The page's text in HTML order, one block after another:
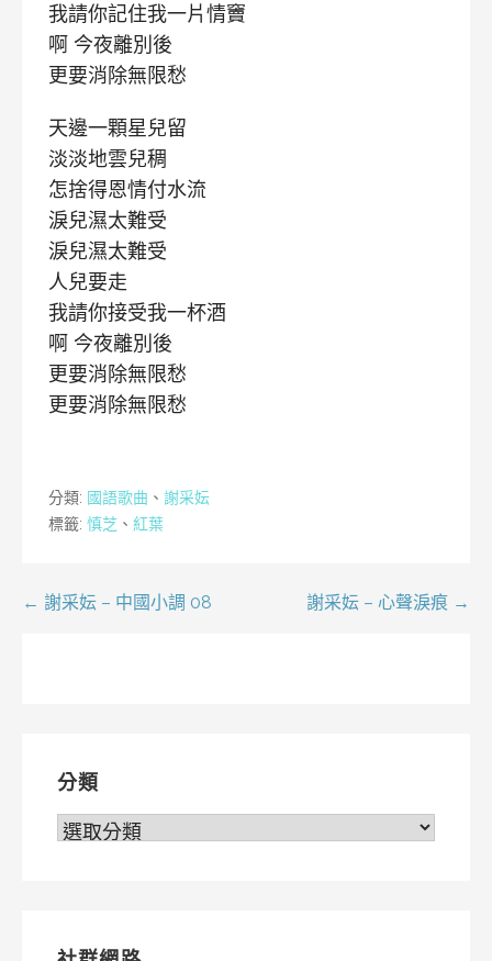
我請你記住我一片情竇
啊 今夜離別後
更要消除無限愁
天邊一顆星兒留
淡淡地雲兒稠
怎捨得恩情付水流
淚兒濕太難受
淚兒濕太難受
人兒要走
我請你接受我一杯酒
啊 今夜離別後
更要消除無限愁
更要消除無限愁
分類: 國語歌曲 、 謝采妘
標籤: 慎芝 、 紅葉
文← 謝采妘 – 中國小調 08 謝采妘 – 心聲淚痕 →
分類
分